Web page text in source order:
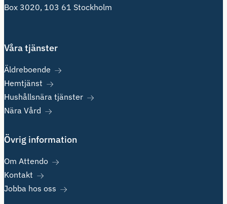
Box 3020, 103 61 Stockholm
Våra tjänster
Äldreboende
Hemtjänst
Hushållsnära tjänster
Nära Vård
Övrig information
Om Attendo
Kontakt
Jobba hos oss